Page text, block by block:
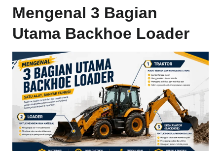
Mengenal 3 Bagian
Utama Backhoe Loader